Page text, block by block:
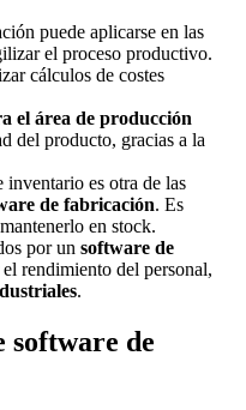
puede aplicarse en las
el proceso productivo.
cálculos de costes
el área de producción
del producto, gracias a la
es otra de las
de fabricación. Es
en stock.
por un software de
rendimiento del personal,
.
software de